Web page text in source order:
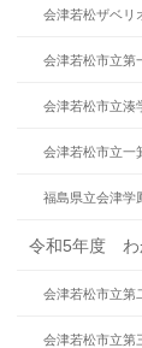
会津若松ザベリ
会津若松市立第
会津若松市立湊
会津若松市立一
福島県立会津学
令和5年度 わ
会津若松市立第
会津若松市立第